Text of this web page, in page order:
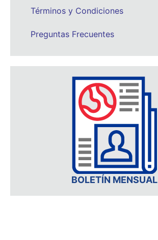
Términos y Condiciones
Preguntas Frecuentes
BOLETÍN MENSUAL